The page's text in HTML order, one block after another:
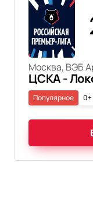
Москва, ВЭБ
ЦСКА -
0+
Популярное